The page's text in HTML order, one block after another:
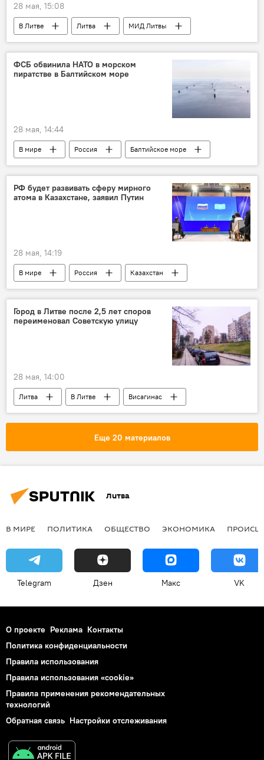
28 мая, 15:08
В Литве Литва
МИД Литвы
Социал-демократическая партия Литвы (СДПЛ)
Миндаугас Синкявичюс
Политика
угрозы
Калининград
ФСБ обвинила НАТО в морском
пиратстве в Балтийском море
28 мая, 14:44
В мире Россия
Балтийское море
торговля
международная торговля
НАТО
безопасность
судоходство
Политика
восточный фланг НАТО
РФ будет развивать сферу мирного
атома в Казахстане, заявил Путин
28 мая, 14:19
В мире Россия
Казахстан
Владимир Путин
Касым-Жомарт Токаев
АЭС
Город в Литве после 2,5 лет споров
переименовал Советскую улицу
28 мая, 14:00
Литва В Литве
Висагинас
Общество
суд
Еще 20 материалов
Литва
В МИРЕ ПОЛИТИКА ОБЩЕСТВО ЭКОНОМИКА
Telegram Дзен Макс VK
О проекте Реклама Контакты
Политика конфиденциальности
Правила использования
Правила использования «cookie»
Правила применения рекомендательных
технологий
Обратная связь Настройки отслеживания